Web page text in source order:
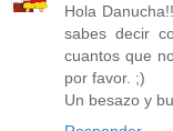
Hola
sabes decir
cuantos que
por favor. ;)
Un besazo y